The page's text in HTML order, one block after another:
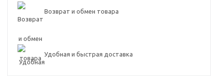
Возврат и обмен товара
Удобная и быстрая доставка